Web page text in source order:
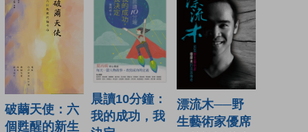
破繭天使：六
個甦醒的新生
晨讀10分鐘：
我的成功，我
漂流木──野
生藝術家優席